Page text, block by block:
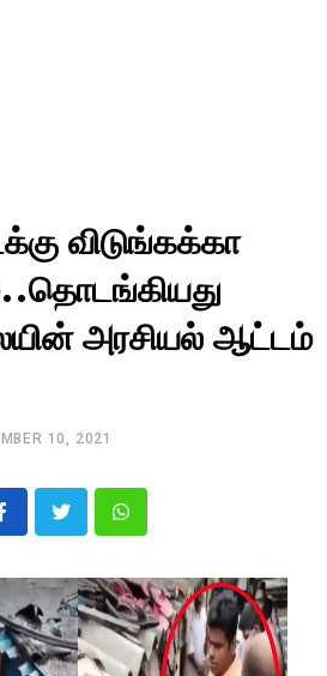
விடுங்கக்கா
அரசியல் ஆட்டம்
10, 2021